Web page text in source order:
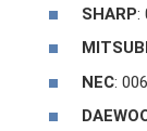
SHARP:
NEC: